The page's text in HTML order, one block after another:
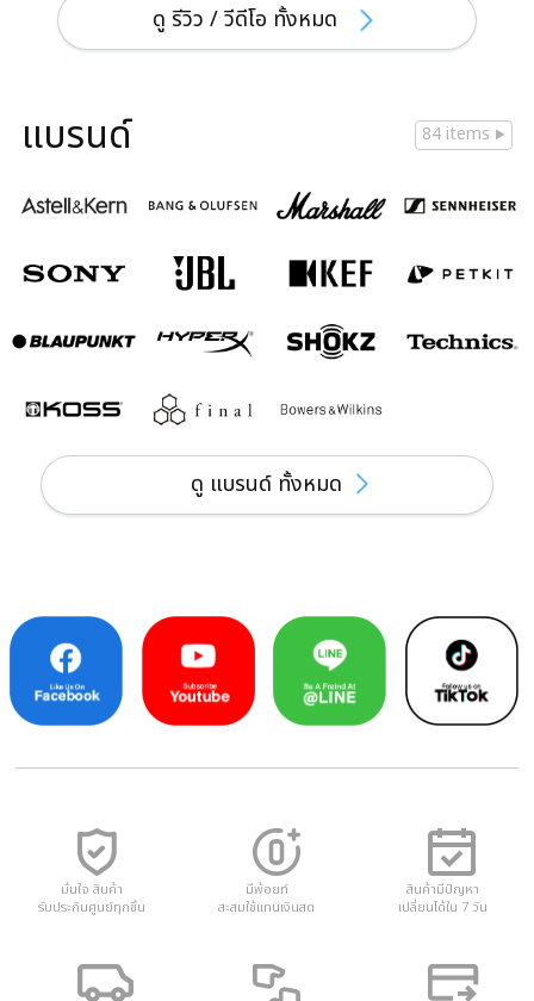
ดู รีวิว / วีดีโอ ทั้งหมด
แบรนด์ 84 items
ดู แบรนด์ ทั้งหมด
มั่นใจ สินค้า
รับประกันศูนย์ทุกชิ้น
มีพ้อยท์
สะสมใช้แทนเงินสด
สินค้ามีปัญหา
เปลี่ยนได้ใน 7 วัน